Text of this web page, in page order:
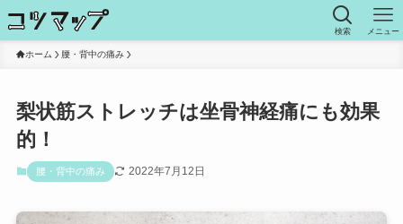
検索 メニュー
ホーム 腰・背中の痛み
梨状筋ストレッチは坐骨神経痛にも効果
的！
腰・背中の痛み 2022年7月12日